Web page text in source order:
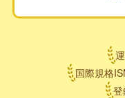
国際規格